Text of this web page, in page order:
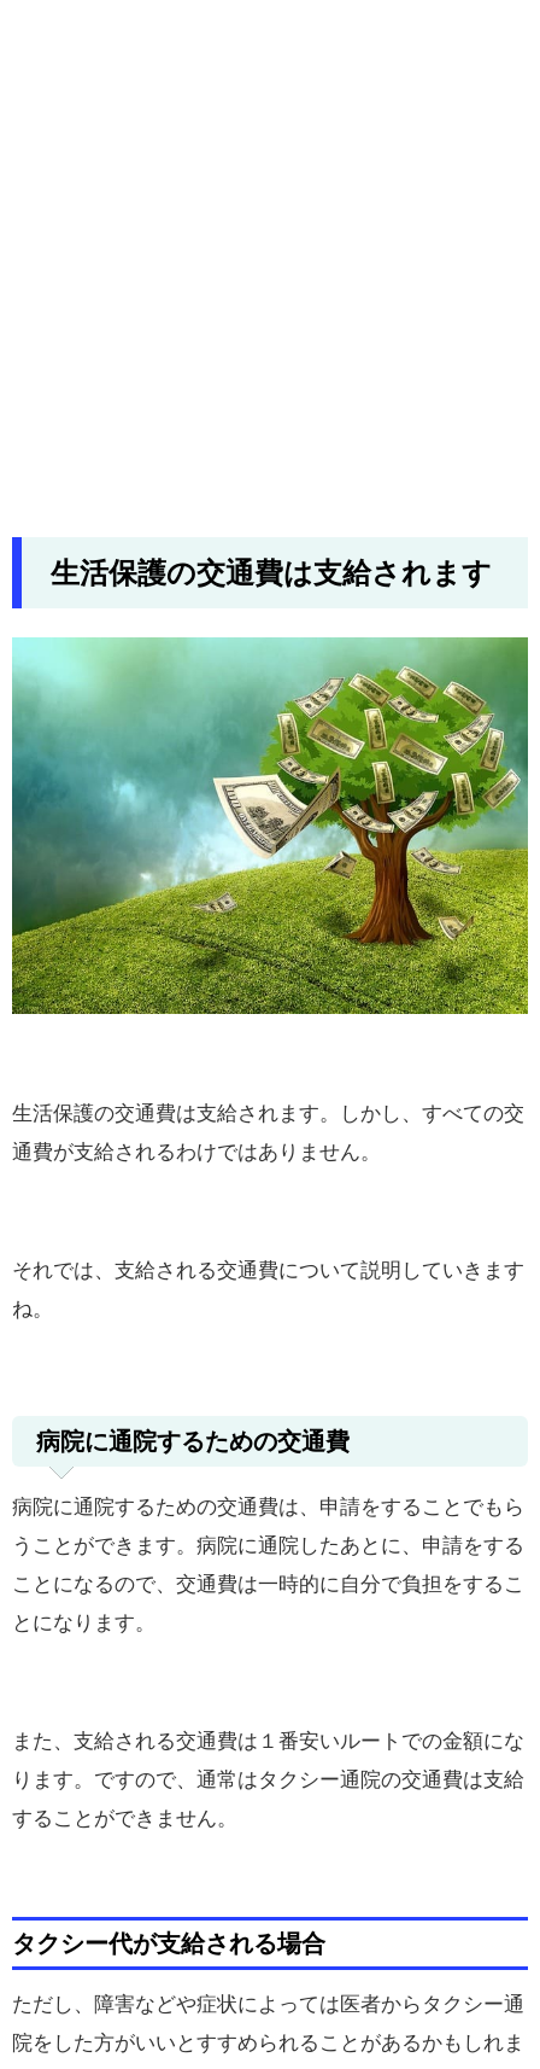
生活保護の交通費は支給されます
生活保護の交通費は支給されます。しかし、すべての交
通費が支給されるわけではありません。
それでは、支給される交通費について説明していきます
ね。
病院に通院するための交通費
病院に通院するための交通費は、申請をすることでもら
うことができます。病院に通院したあとに、申請をする
ことになるので、交通費は一時的に自分で負担をするこ
とになります。
また、支給される交通費は１番安いルートでの金額にな
ります。ですので、通常はタクシー通院の交通費は支給
することができません。
タクシー代が支給される場合
ただし、障害などや症状によっては医者からタクシー通
院をした方がいいとすすめられることがあるかもしれま